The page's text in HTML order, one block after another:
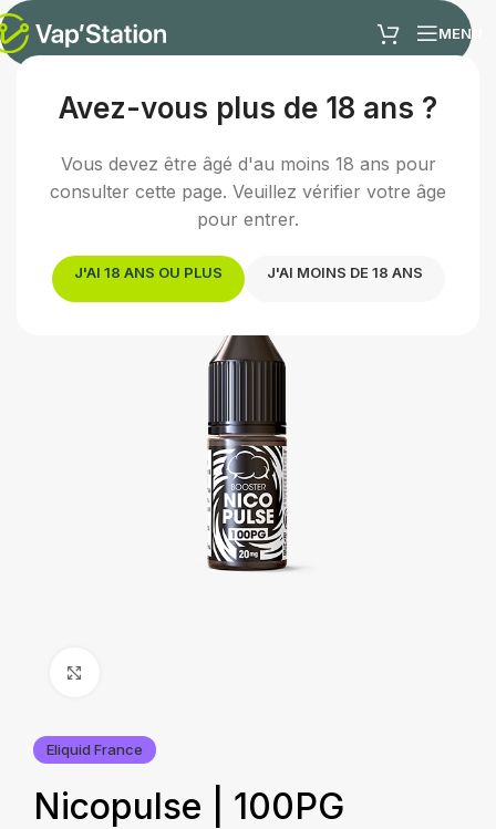
Avez-vous plus de 18 ans ?
Vous devez être âgé d'au moins 18 ans pour
consulter cette page. Veuillez vérifier votre âge
pour entrer.
J'AI 18 ANS OU PLUS J'AI MOINS DE 18 ANS
MENU
Accueil /E-liquides/Boosters de nicotine
Eliquid France
Nicopulse | 100PG